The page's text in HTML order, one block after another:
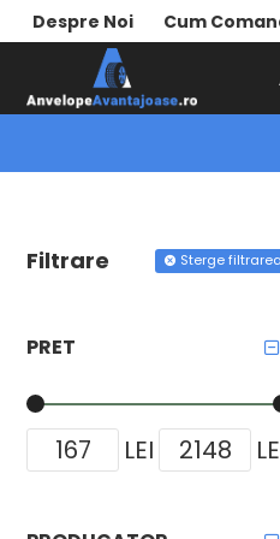
Despre Noi Cum
Filtrare Sterge filtrarea
PRET
LEI